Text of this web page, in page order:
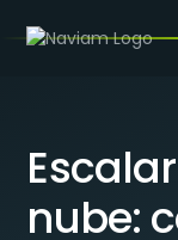
BLOG / ESCALAR
ACTIVIDAD,
nube: